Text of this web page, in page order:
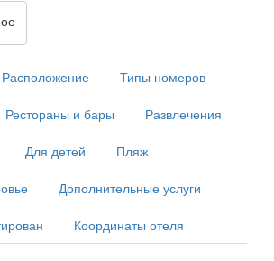
Расположение Типы номеров
Рестораны и бары Развлечения
Для детей Пляж
Дополнительные услуги
Координаты отеля